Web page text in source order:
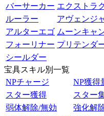
バーサーカー エクストラ
ルーラー
アヴェンジ
アルターエゴ ムーンキャ
フォーリナー プリテンダ
シールダー
宝具スキル別一覧
NPチャージ
NP獲得
スター獲得
スター
弱体解除/無効
強化解